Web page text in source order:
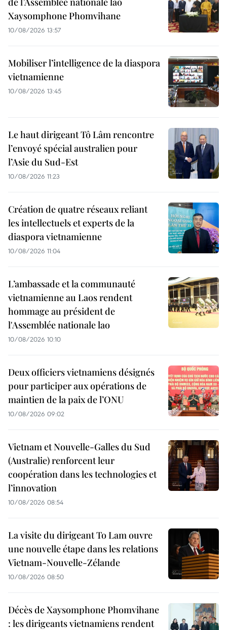
Xaysomphone Phomvihane
10/08/2026 13:57
Mobiliser l’intelligence de la diaspora
vietnamienne
10/08/2026 13:45
Le haut dirigeant Tô Lâm rencontre
l’envoyé spécial australien pour
l’Asie du Sud-Est
10/08/2026 11:23
Création de quatre réseaux reliant
les intellectuels et experts de la
diaspora vietnamienne
10/08/2026 11:04
L’ambassade et la communauté
vietnamienne au Laos rendent
hommage au président de
l'Assemblée nationale lao
10/08/2026 10:10
Deux officiers vietnamiens désignés
pour participer aux opérations de
maintien de la paix de l’ONU
10/08/2026 09:02
Vietnam et Nouvelle-Galles du Sud
(Australie) renforcent leur
coopération dans les technologies et
l’innovation
10/08/2026 08:54
La visite du dirigeant To Lam ouvre
une nouvelle étape dans les relations
Vietnam-Nouvelle-Zélande
10/08/2026 08:50
Décès de Xaysomphone Phomvihane
: les dirigeants vietnamiens rendent